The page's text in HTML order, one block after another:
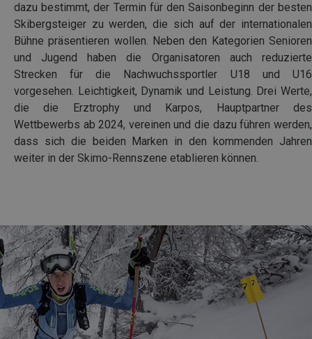
dazu bestimmt, der Termin für den Saisonbeginn der besten
Skibergsteiger zu werden, die sich auf der internationalen
Bühne präsentieren wollen. Neben den Kategorien Senioren
und Jugend haben die Organisatoren auch reduzierte
Strecken für die Nachwuchssportler U18 und U16
vorgesehen. Leichtigkeit, Dynamik und Leistung. Drei Werte,
die die Erztrophy und Karpos, Hauptpartner des
Wettbewerbs ab 2024, vereinen und die dazu führen werden,
dass sich die beiden Marken in den kommenden Jahren
weiter in der Skimo-Rennszene etablieren können.